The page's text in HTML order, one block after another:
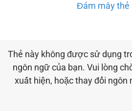
Đám mây thẻ